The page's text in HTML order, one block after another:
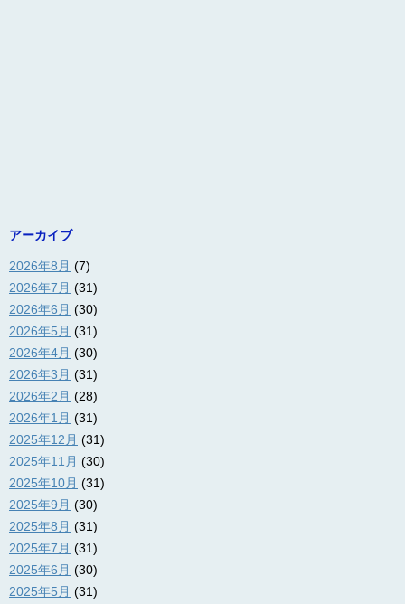
アーカイブ
2026年8月 (7)
2026年7月 (31)
2026年6月 (30)
2026年5月 (31)
2026年4月 (30)
2026年3月 (31)
2026年2月 (28)
2026年1月 (31)
2025年12月 (31)
2025年11月 (30)
2025年10月 (31)
2025年9月 (30)
2025年8月 (31)
2025年7月 (31)
2025年6月 (30)
2025年5月 (31)